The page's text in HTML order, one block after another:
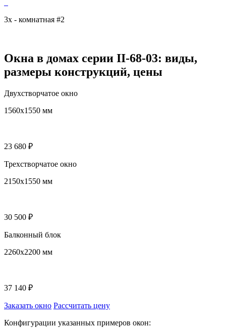
3х - комнатная #2
Окна в домах серии II-68-03: виды,
размеры конструкций, цены
Двухстворчатое окно
1560x1550 мм
23 680 ₽
Трехстворчатое окно
2150х1550 мм
30 500 ₽
Балконный блок
2260x2200 мм
37 140 ₽
Заказать окно Рассчитать цену
Конфигурации указанных примеров окон: